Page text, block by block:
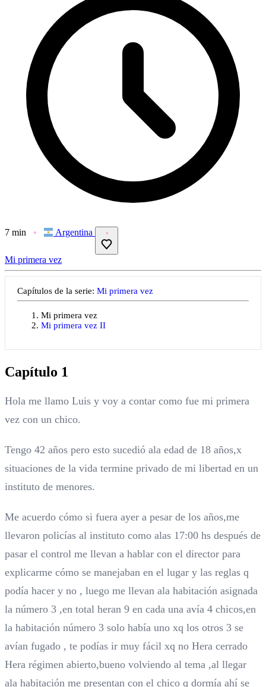
7 min Argentina
Mi primera vez
Capítulos de la serie: Mi primera vez
Mi primera vez
Mi primera vez II
Capítulo 1
Hola me llamo Luis y voy a contar como fue mi primera
vez con un chico.
Tengo 42 años pero esto sucedió ala edad de 18 años,x
situaciones de la vida termine privado de mi libertad en un
instituto de menores.
Me acuerdo cómo si fuera ayer a pesar de los años,me
llevaron policías al instituto como alas 17:00 hs después de
pasar el control me llevan a hablar con el director para
explicarme cómo se manejaban en el lugar y las reglas q
podía hacer y no , luego me llevan ala habitación asignada
la número 3 ,en total heran 9 en cada una avía 4 chicos,en
la habitación número 3 solo había uno xq los otros 3 se
avían fugado , te podías ir muy fácil xq no Hera cerrado
Hera régimen abierto,bueno volviendo al tema ,al llegar
ala habitación me presentan con el chico q dormía ahí se